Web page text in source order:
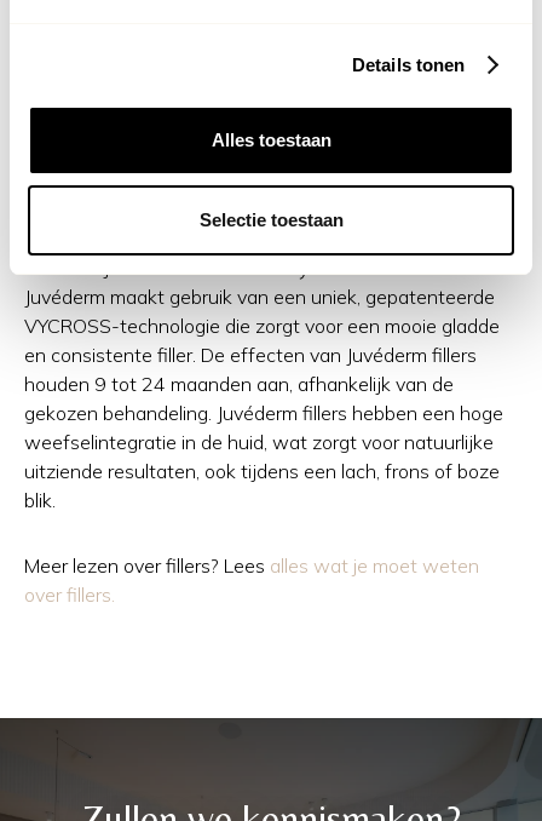
Details tonen
Alles toestaan
Selectie toestaan
lichaam de fillers af. Hoe snel het afbreken van de filler
gaat verschilt per persoon en per zone waar de filler is
aangebracht.
Juvéderm fillers
Juvéderm maakt gebruik van een uniek, gepatenteerde
VYCROSS-technologie die zorgt voor een mooie gladde
en consistente filler. De effecten van Juvéderm fillers
houden 9 tot 24 maanden aan, afhankelijk van de
gekozen behandeling. Juvéderm fillers hebben een hoge
weefselintegratie in de huid, wat zorgt voor natuurlijke
uitziende resultaten, ook tijdens een lach, frons of boze
blik.
Meer lezen over fillers? Lees alles wat je moet weten
over fillers.